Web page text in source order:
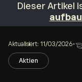
Dieser Artikel
Aktualisiert: 11/03/2026•
Aktien